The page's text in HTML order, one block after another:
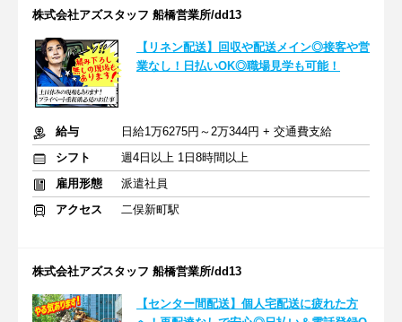
株式会社アズスタッフ 船橋営業所/dd13
【リネン配送】回収や配送メイン◎接客や営
業なし！日払いOK◎職場見学も可能！
給与
日給1万6275円～2万344円 + 交通費支給
シフト
週4日以上 1日8時間以上
雇用形態
派遣社員
アクセス
二俣新町駅
株式会社アズスタッフ 船橋営業所/dd13
【センター間配送】個人宅配送に疲れた方